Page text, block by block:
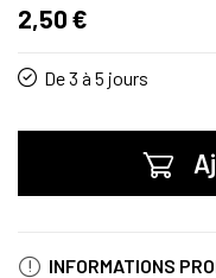
2,50 €
De 3 à 5 jours
INFORMATIONS